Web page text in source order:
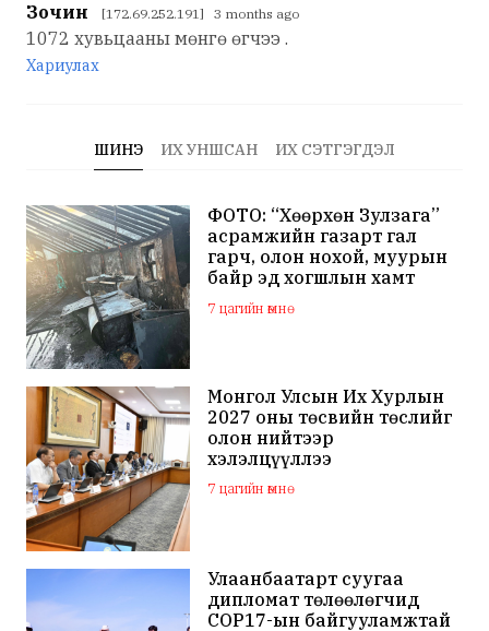
Зочин [172.69.252.191] 3 months ago
1072 хувьцааны мөнгө өгчээ .
Хариулах
ШИНЭ ИХ УНШСАН ИХ СЭТГЭГДЭЛ
ФОТО: “Хөөрхөн Зулзага”
асрамжийн газарт гал
гарч, олон нохой, муурын
байр эд хогшлын хамт
шатжээ
7 цагийн өмнө
Монгол Улсын Их Хурлын
2027 оны төсвийн төслийг
олон нийтээр
хэлэлцүүллээ
7 цагийн өмнө
Улаанбаатарт суугаа
дипломат төлөөлөгчид
COP17-ын байгууламжтай